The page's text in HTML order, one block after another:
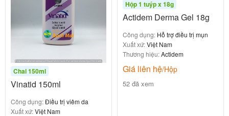
Chai 150ml
Vinatid 150ml
Công dụng:Điều trị viêm da
Xuất xứ:Việt Nam
Hộp 1 tuýp x 18g
Actidem Derma Gel 18g
Công dụng: Hỗ trợ điều trị mụn
Xuất xứ:Việt Nam
Thương hiệu:Actidem
Giá liên hệ/Hộp
52 đã xem